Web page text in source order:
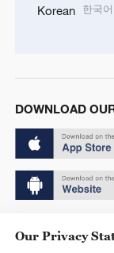
Korean 한국어
DOWNLOAD
Our Privacy